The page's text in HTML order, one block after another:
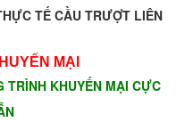
TẾ CẦU TRƯỢT LIÊN
MẠI
TRÌNH KHUYẾN MẠI CỰC